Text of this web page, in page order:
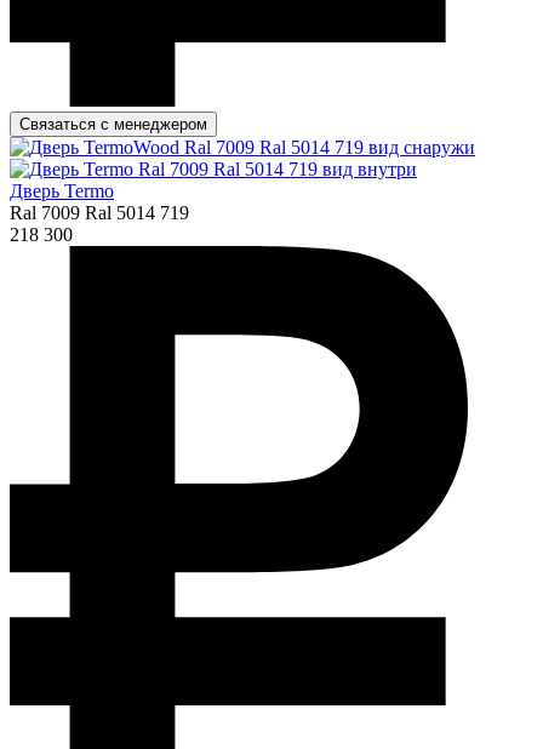
Связаться с менеджером
Дверь Termo
Ral 7009 Ral 5014 719
218 300